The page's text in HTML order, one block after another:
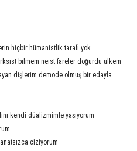
hiçbir hümanistlik tarafı yok
bilmem neist fareler doğurdu ülkem
dişlerim demode olmuş bir edayla
kendi düalizmimle yaşıyorum
çiziyorum